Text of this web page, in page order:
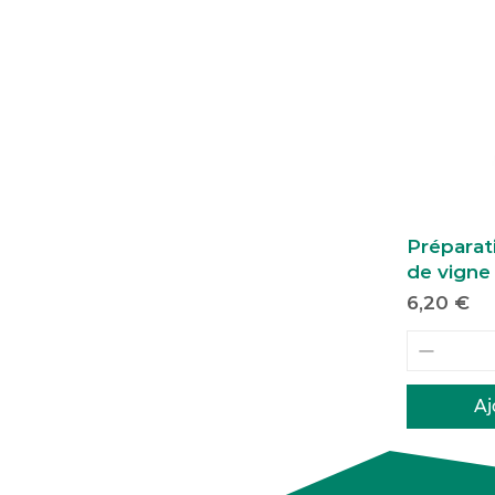
de vigne
Prix
6,20 €